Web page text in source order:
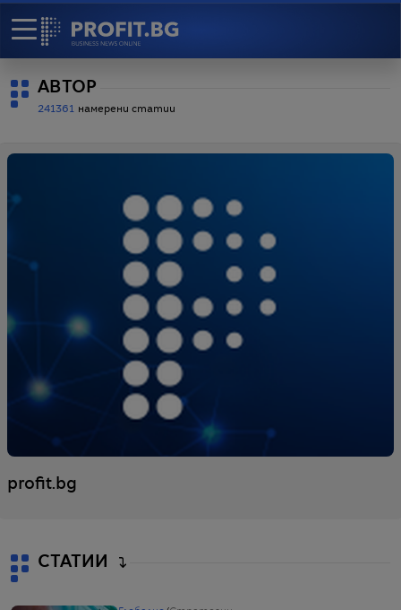
АВТОР
241361 намерени статии
profit.bg
СТАТИИ